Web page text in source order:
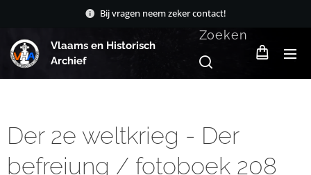
Bij vragen neem zeker contact!
Vlaams en Historisch
Archief
Zoeken
Der 2e weltkrieg - Der
befreiung / fotoboek 208